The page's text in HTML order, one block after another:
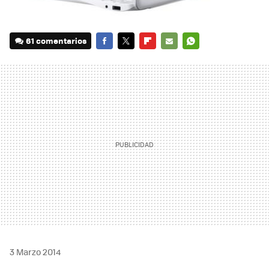
61 comentarios
MAIL
3 Marzo 2014